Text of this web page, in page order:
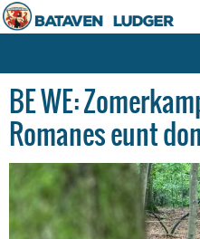
Naar
de
springen
BE WE:
Romanes eunt